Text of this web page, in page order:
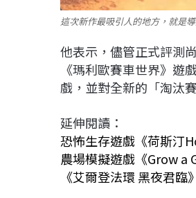
這次新作最吸引人的地方，就是
他表示，儘管正式評測
《瑪利歐賽車世界》遊
戲，並對全新的「淘汰
延伸閱讀：
恐怖生存遊戲《荷斯汀
農場模擬遊戲《Grow a
《艾爾登法環 黑夜君